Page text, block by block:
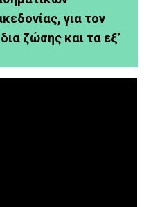
για τον
ζώσης και τα εξ’